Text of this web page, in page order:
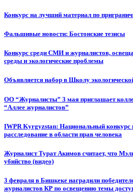
Конкурс на лучший материал по
Фальшивые новости: Бостонские тезисы
Конкурс среди СМИ и журналистов,
среды и экологические проблемы
Объявляется набор в Школу
ОО “Журналисты” 3 мая приглашает
“Аллее журналистов”
IWPR Kyrgyzstan: Национальный конкурс
расследование в области прав человека
Журналист Турат Акимов считает, что
убийство (видео)
3 февраля в Бишкеке наградили
журналистов КР по освещению темы